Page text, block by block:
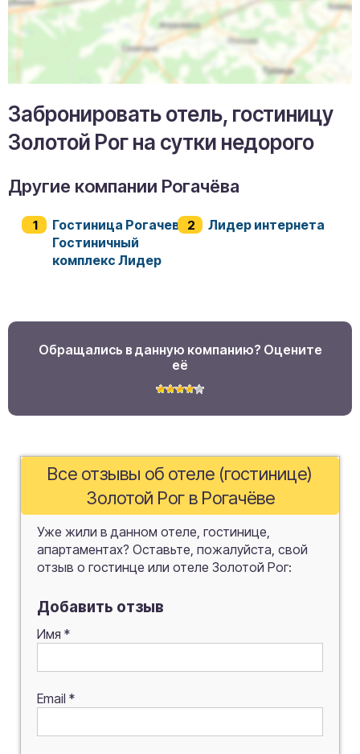
Забронировать отель, гостиницу
Золотой Рог на сутки недорого
Другие компании Рогачёва
Гостиница Рогачев
Гостиничный
комплекс Лидер
Лидер интернета
Обращались в данную компанию? Оцените
её
Все отзывы об отеле (гостинице)
Золотой Рог в Рогачёве
Уже жили в данном отеле, гостинице,
апартаментах? Оставьте, пожалуйста, свой
отзыв о гостинце или отеле Золотой Рог:
Добавить отзыв
Имя *
Email *